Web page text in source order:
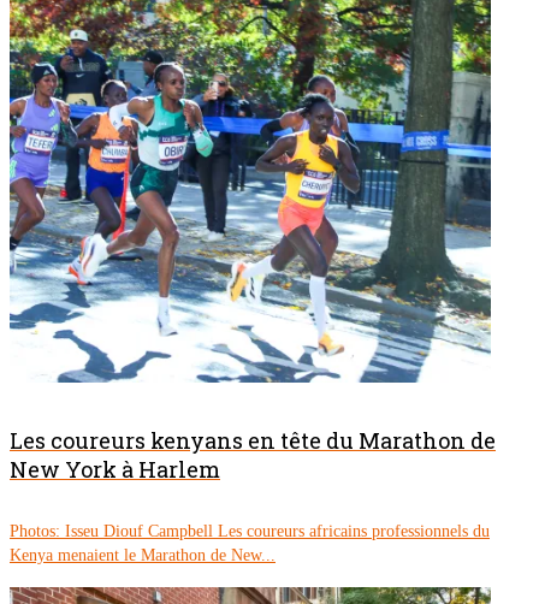
Les coureurs kenyans en tête du Marathon de
New York à Harlem
Photos: Isseu Diouf Campbell Les coureurs africains professionnels du
Kenya menaient le Marathon de New...